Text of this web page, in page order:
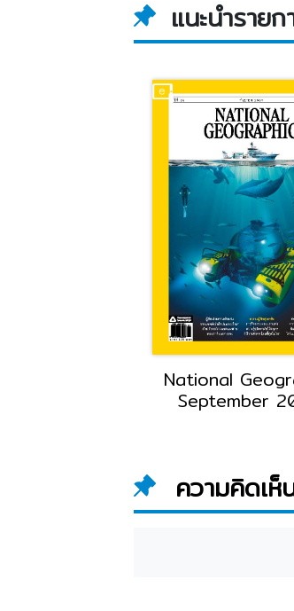
แนะนำราย
National
September
ความคิดเห็